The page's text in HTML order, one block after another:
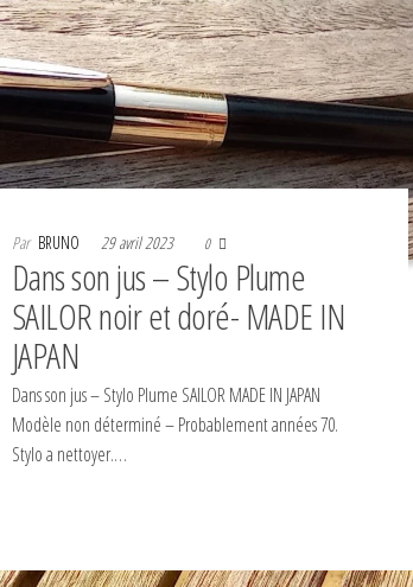
Par BRUNO 29 avril 2023 0
Dans son jus – Stylo Plume
SAILOR noir et doré- MADE IN
JAPAN
Dans son jus – Stylo Plume SAILOR MADE IN JAPAN
Modèle non déterminé – Probablement années 70.
Stylo a nettoyer.…